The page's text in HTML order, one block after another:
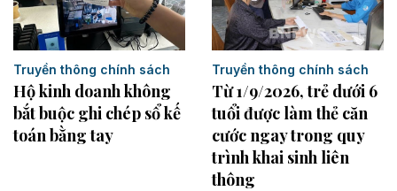
Truyền thông chính sách
Hộ kinh doanh không
bắt buộc ghi chép sổ kế
toán bằng tay
Truyền thông chính sách
Từ 1/9/2026, trẻ dưới 6
tuổi được làm thẻ căn
cước ngay trong quy
trình khai sinh liên
thông